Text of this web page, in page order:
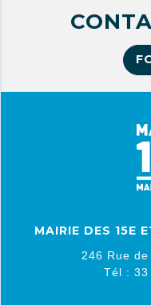
MAIRIE DES 15E
246 Rue
Tél :